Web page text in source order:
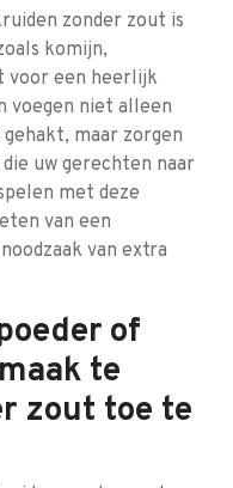
zonder zout is
komijn,
voor een heerlijk
voegen niet alleen
maar zorgen
uw gerechten naar
met deze
van een
van extra
of
te
zout toe te